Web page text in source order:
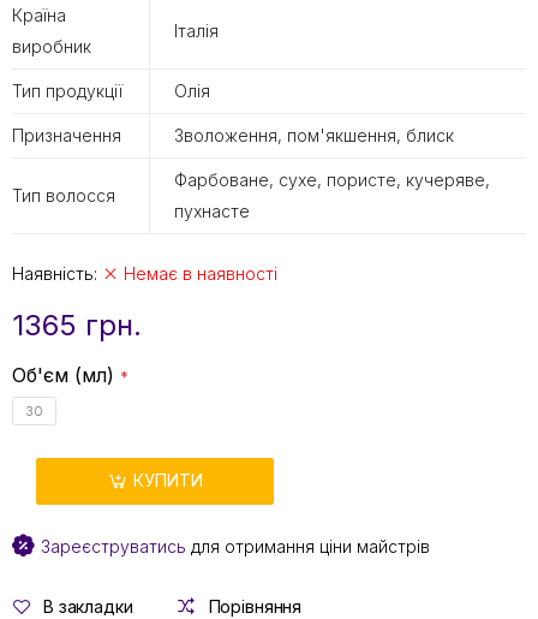
Країна
виробник
Італія
Тип продукції Олія
Призначення Зволоження, пом'якшення, блиск
Тип волосся
Фарбоване, сухе, пористе, кучеряве,
пухнасте
Наявність: Немає в наявності
1365 грн.
Об'єм (мл)
30
КУПИТИ
Зареєструватись для отримання ціни майстрів
В закладки Порівняння